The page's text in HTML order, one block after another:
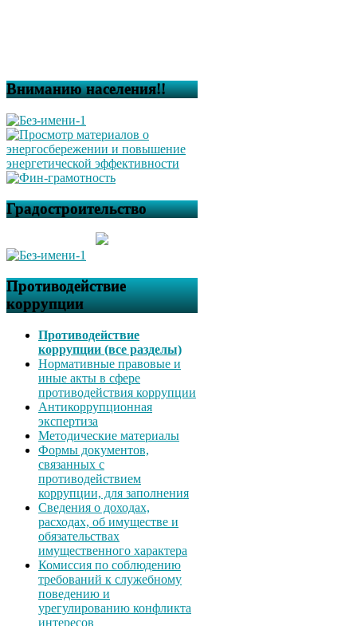
Вниманию населения!!
Градостроительство
Противодействие
коррупции
Противодействие
коррупции (все разделы)
Нормативные правовые и
иные акты в сфере
противодействия коррупции
Антикоррупционная
экспертиза
Методические материалы
Формы документов,
связанных с
противодействием
коррупции, для заполнения
Сведения о доходах,
расходах, об имуществе и
обязательствах
имущественного характера
Комиссия по соблюдению
требований к служебному
поведению и
урегулированию конфликта
интересов